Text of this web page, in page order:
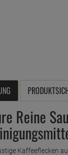
Reine
Kaffeeflecken